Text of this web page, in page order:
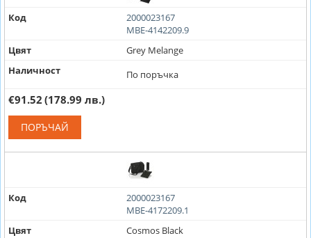
Код
2000023167
MBE-4142209.9
Цвят
Grey Melange
Наличност
По поръчка
€91.52 (178.99 лв.)
ПОРЪЧАЙ
Код
2000023167
MBE-4172209.1
Цвят
Cosmos Black